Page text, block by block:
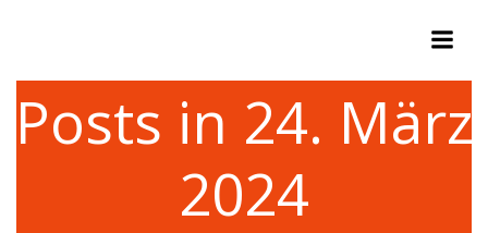
Posts in 24. März
2024